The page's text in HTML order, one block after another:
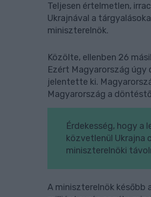
Teljesen értelmetlen,
Ukrajnával a
miniszterelnök.
Közölte, ellenben 26
Ezért Magyarország
jelentette ki.
Magyarország a
Érdekesség, hogy
közvetlenül Ukrajna
miniszterelnöki
A miniszterelnök